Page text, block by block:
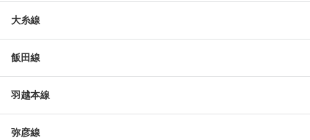
大糸線
飯田線
羽越本線
弥彦線